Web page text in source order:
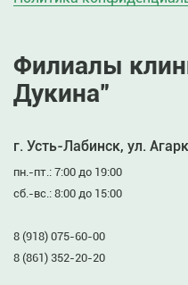
Филиалы
Дукина”
г. Усть-Лабинск, ул.
пн.-пт.: 7:00 до 19:00
сб.-вс.: 8:00 до 15:00
8 (918) 075-60-00
8 (861) 352-20-20